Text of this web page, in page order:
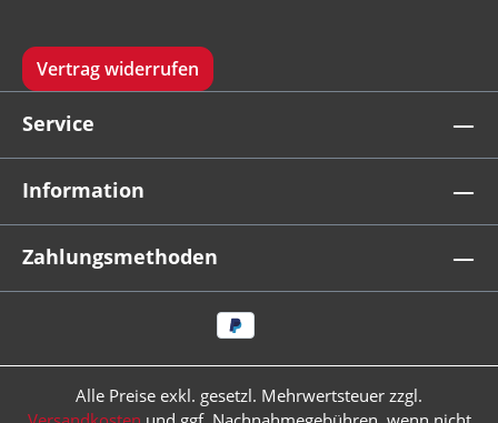
Vertrag widerrufen
Service
Information
Zahlungsmethoden
Alle Preise exkl. gesetzl. Mehrwertsteuer zzgl.